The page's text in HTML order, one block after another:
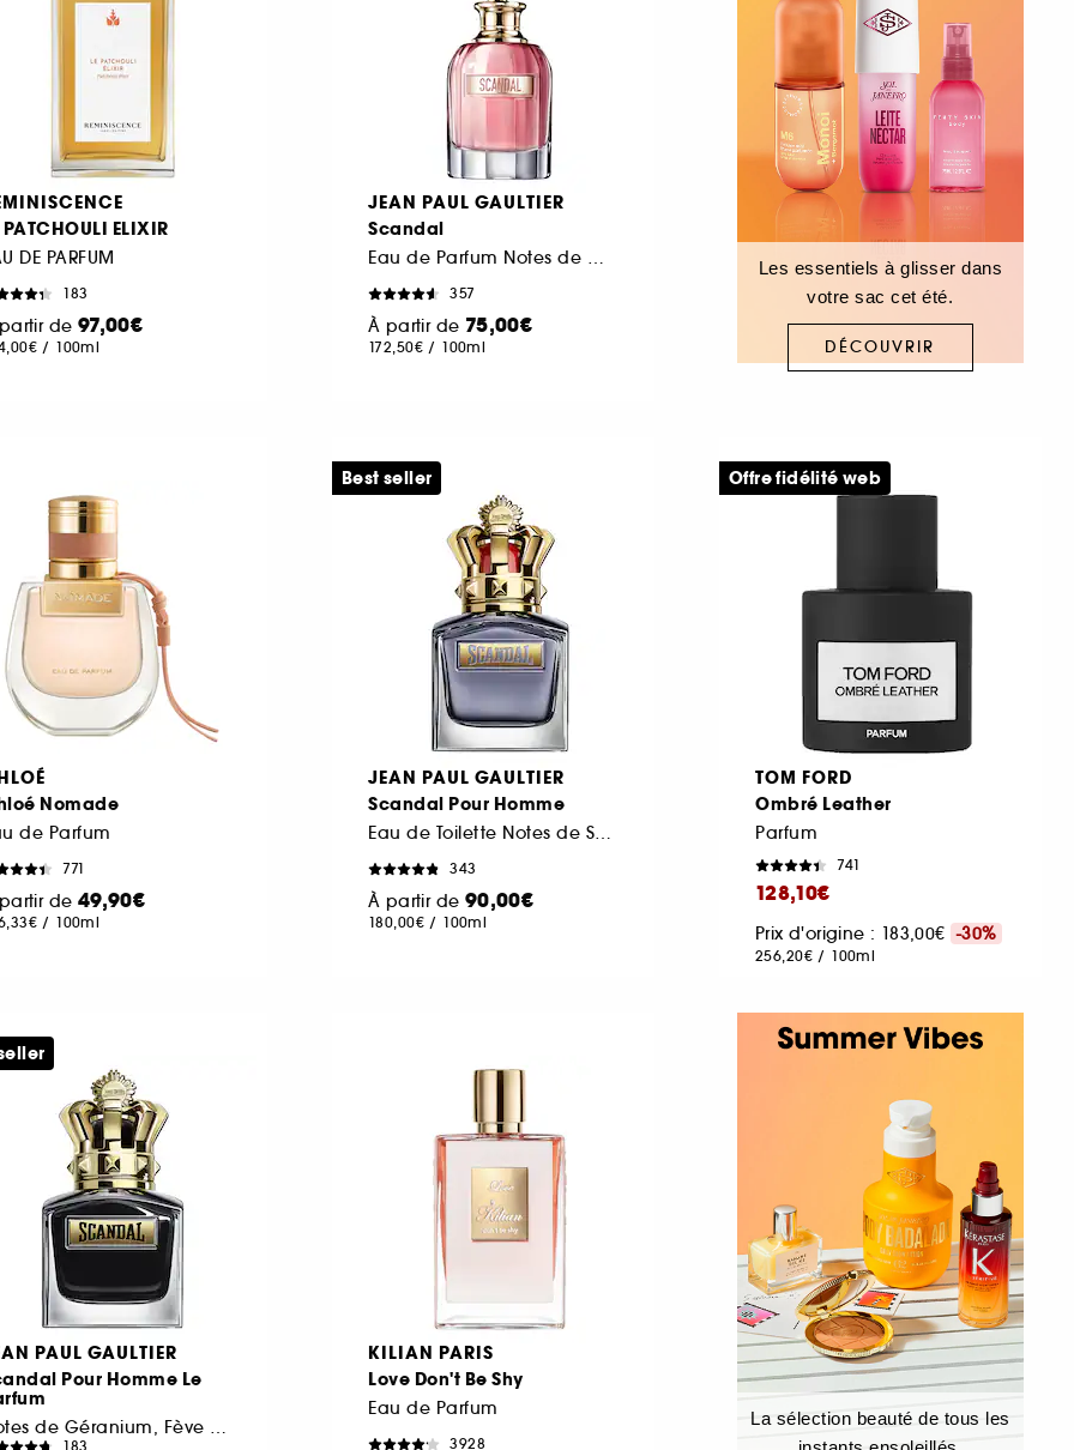
PATCHOULI ELIXIR
DE PARFUM
183
de 97,00€
/ 100ml
JEAN PAUL GAULTIER
Scandal
357
À partir de 75,00€
172,50€ / 100ml
Les essentiels à glisser dans
votre sac cet été.
DÉCOUVRIR
Nomade
de Parfum
771
de 49,90€
/ 100ml
JEAN PAUL GAULTIER
Scandal Pour Homme
343
À partir de 90,00€
180,00€ / 100ml
Best seller
TOM FORD
Ombré Leather
Parfum
741
128,10€
Prix d'origine : 183,00€ -30%
256,20€ / 100ml
Offre fidélité web
PAUL GAULTIER
Pour Homme Le
183
KILIAN PARIS
Love Don't Be Shy
Eau de Parfum
3928
La sélection beauté de tous les